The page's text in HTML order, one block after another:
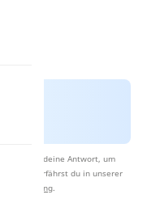
wir deine Antwort, um
dazu erfährst du in unserer
.